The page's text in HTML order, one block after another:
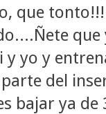
que
y yo y
del
bajar ya